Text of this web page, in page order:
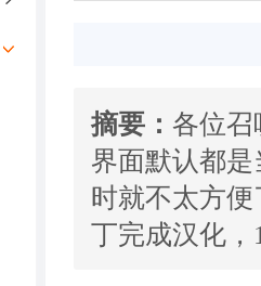
摘要： 各位召
界面默认都
时就不太方
丁完成汉化，